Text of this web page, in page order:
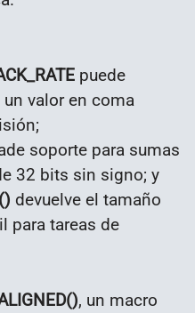
puede
valor en coma
soporte para sumas
32 bits sin signo; y
devuelve el tamaño
para tareas de
, un macro